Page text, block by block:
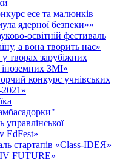
есе та малюнків
ядерної безпеки»»
освітній фестиваль
а вона творить нас»
творах зарубіжних
ЗМІ»
конкурс учнівських
управлінської
EdFest»
стартапів «Class-IDEЯ»
FUTURE»